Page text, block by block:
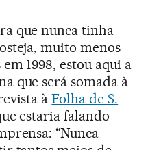
que nunca tinha
muito menos
1998, estou aqui a
que será somada à
àFolha de S.
estaria falando
“Nunca